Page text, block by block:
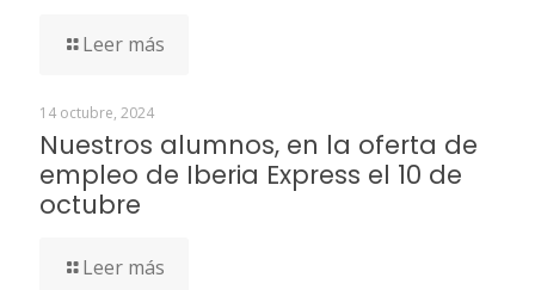
Leer más
14 octubre, 2024
Nuestros alumnos, en la oferta de
empleo de Iberia Express el 10 de
octubre
Leer más